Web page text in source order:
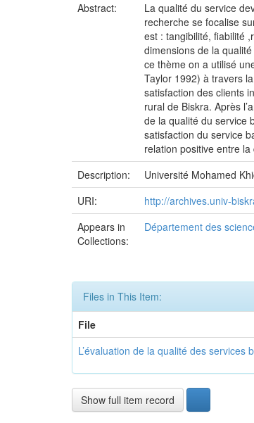
Abstract:
La qualité du service
recherche se focalise
est : tangibilité, fiabilité
dimensions de la
ce thème on a utilisé
Taylor 1992) à travers
satisfaction des clients
rural de Biskra. Après
de la qualité du service
satisfaction du service
relation positive entre
Description:
Université Mohamed
URI:
http://archives.univ-
Appears in
Collections:
Département des
Files in This Item:
File
L’évaluation de la qualité des
Show full item record